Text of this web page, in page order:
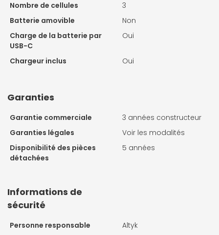
Nombre de cellules
3
Batterie amovible
Non
Charge de la batterie par
USB-C
Oui
Chargeur inclus Oui
Garanties
Garantie commerciale
3 années constructeur
Garanties légales
Voir les modalités
Disponibilité des pièces
détachées
5 années
Informations de
sécurité
Personne responsable
Altyk